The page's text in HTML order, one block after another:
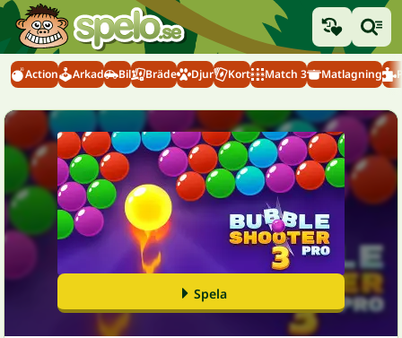
Action Arkad Bil Bräde Djur Kort Match 3 Matlagning
Spela